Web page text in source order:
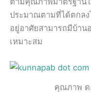
ประมาณตามที่ได้ตกลง
อยู่อาศัยสามารถมีบ้า
เหมาะสม
คุณภาพ